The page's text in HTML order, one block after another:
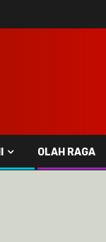
OLAH RAGA